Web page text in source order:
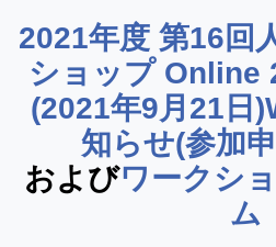
2021年度 第16回
ショップ Online
(2021年9月21日
知らせ(参加
およびワークシ
ム